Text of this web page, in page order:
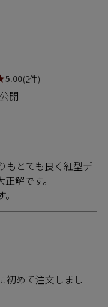
5.00 2
開
もとても良く紅型デ
解です。
初めて注文しまし